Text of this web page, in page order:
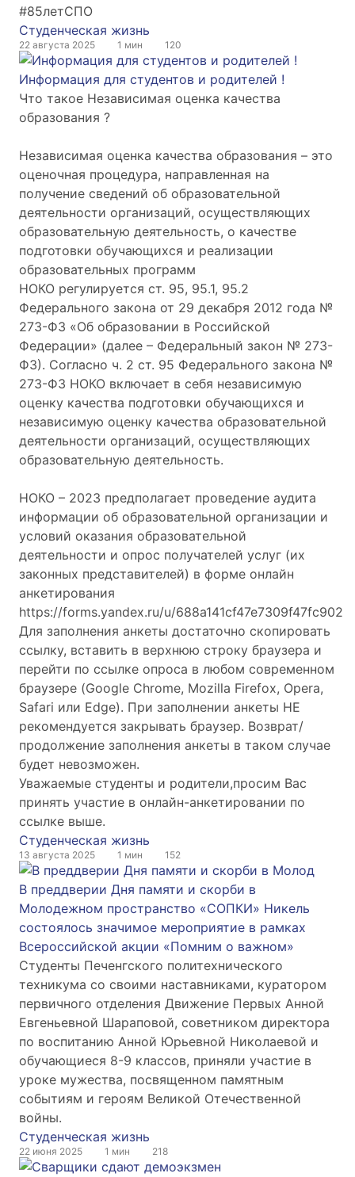
#85летСПО
Студенческая жизнь
22 августа 2025 1 мин 120
Информация для студентов и родителей !
Что такое Независимая оценка качества
образования ?
Независимая оценка качества образования – это
оценочная процедура, направленная на
получение сведений об образовательной
деятельности организаций, осуществляющих
образовательную деятельность, о качестве
подготовки обучающихся и реализации
образовательных программ
НОКО регулируется ст. 95, 95.1, 95.2
Федерального закона от 29 декабря 2012 года №
273-ФЗ «Об образовании в Российской
Федерации» (далее – Федеральный закон № 273-
ФЗ). Согласно ч. 2 ст. 95 Федерального закона №
273-ФЗ НОКО включает в себя независимую
оценку качества подготовки обучающихся и
независимую оценку качества образовательной
деятельности организаций, осуществляющих
образовательную деятельность.
НОКО – 2023 предполагает проведение аудита
информации об образовательной организации и
условий оказания образовательной
деятельности и опрос получателей услуг (их
законных представителей) в форме онлайн
анкетирования
https://forms.yandex.ru/u/688a141cf47e7309f47fc902
Для заполнения анкеты достаточно скопировать
ссылку, вставить в верхнюю строку браузера и
перейти по ссылке опроса в любом современном
браузере (Google Chrome, Mozilla Firefox, Opera,
Safari или Edge). При заполнении анкеты НЕ
рекомендуется закрывать браузер. Возврат/
продолжение заполнения анкеты в таком случае
будет невозможен.
Уважаемые студенты и родители,просим Вас
принять участие в онлайн-анкетировании по
ссылке выше.
Студенческая жизнь
13 августа 2025 1 мин 152
В преддверии Дня памяти и скорби в
Молодежном пространство «СОПКИ» Никель
состоялось значимое мероприятие в рамках
Всероссийской акции «Помним о важном»
Студенты Печенгского политехнического
техникума со своими наставниками, куратором
первичного отделения Движение Первых Анной
Евгеньевной Шараповой, советником директора
по воспитанию Анной Юрьевной Николаевой и
обучающиеся 8-9 классов, приняли участие в
уроке мужества, посвященном памятным
событиям и героям Великой Отечественной
войны.
Студенческая жизнь
22 июня 2025 1 мин 218